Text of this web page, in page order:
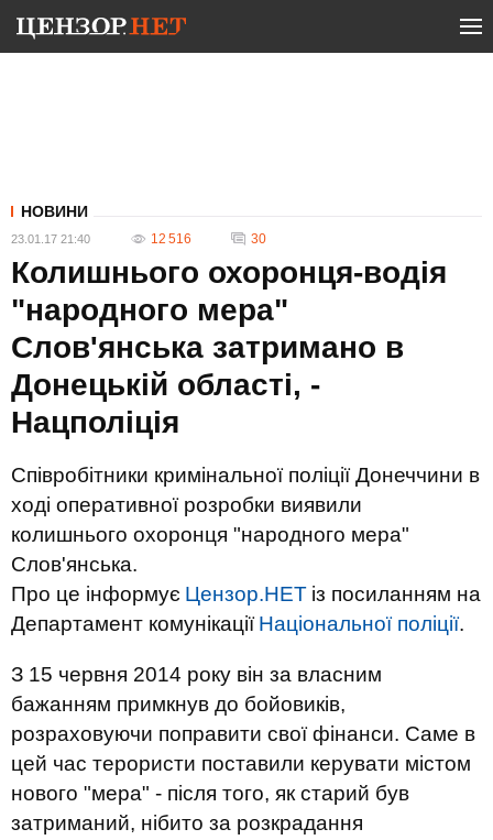
НОВИНИ
23.01.17 21:40 12 516 30
Колишнього охоронця-водія
"народного мера"
Слов'янська затримано в
Донецькій області, -
Нацполіція
Співробітники кримінальної поліції Донеччини в
ході оперативної розробки виявили
колишнього охоронця "народного мера"
Слов'янська.
Про це інформує Цензор.НЕТ із посиланням на
Департамент комунікації Національної поліції.
З 15 червня 2014 року він за власним
бажанням примкнув до бойовиків,
розраховуючи поправити свої фінанси. Саме в
цей час терористи поставили керувати містом
нового "мера" - після того, як старий був
затриманий, нібито за розкрадання